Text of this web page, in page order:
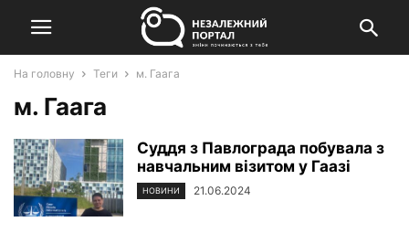
На головну Теги м. Гаага
м. Гаага
Суддя з Павлограда побувала з
навчальним візитом у Гаазі
НОВИНИ 21.06.2024